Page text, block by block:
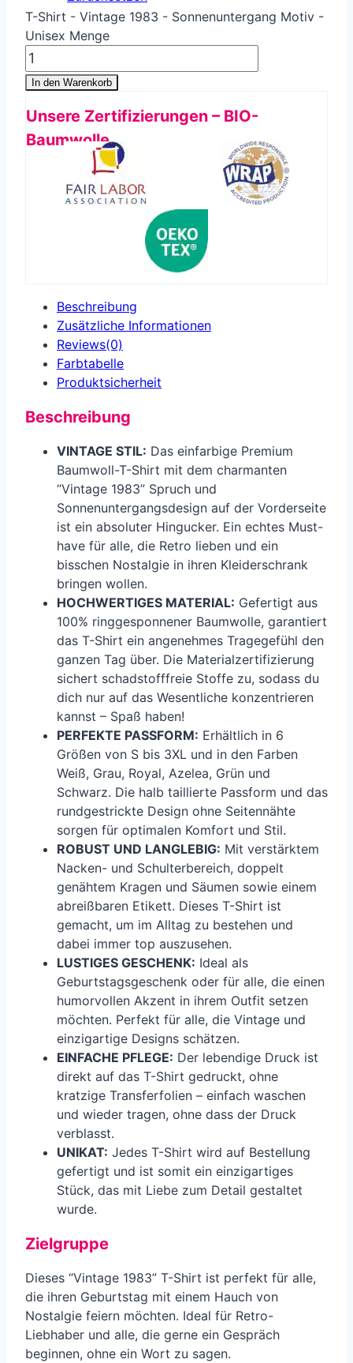
T-Shirt - Vintage 1983 - Sonnenuntergang Motiv -
Unisex Menge
In den Warenkorb
Unsere Zertifizierungen – BIO-
Baumwolle
Beschreibung
Zusätzliche Informationen
Reviews(0)
Farbtabelle
Produkt­sicherheit
Beschreibung
VINTAGE STIL: Das einfarbige Premium
Baumwoll-T-Shirt mit dem charmanten
“Vintage 1983” Spruch und
Sonnenuntergangsdesign auf der Vorderseite
ist ein absoluter Hingucker. Ein echtes Must-
have für alle, die Retro lieben und ein
bisschen Nostalgie in ihren Kleiderschrank
bringen wollen.
HOCHWERTIGES MATERIAL: Gefertigt aus
100% ringgesponnener Baumwolle, garantiert
das T-Shirt ein angenehmes Tragegefühl den
ganzen Tag über. Die Materialzertifizierung
sichert schadstofffreie Stoffe zu, sodass du
dich nur auf das Wesentliche konzentrieren
kannst – Spaß haben!
PERFEKTE PASSFORM: Erhältlich in 6
Größen von S bis 3XL und in den Farben
Weiß, Grau, Royal, Azelea, Grün und
Schwarz. Die halb taillierte Passform und das
rundgestrickte Design ohne Seitennähte
sorgen für optimalen Komfort und Stil.
ROBUST UND LANGLEBIG: Mit verstärktem
Nacken- und Schulterbereich, doppelt
genähtem Kragen und Säumen sowie einem
abreißbaren Etikett. Dieses T-Shirt ist
gemacht, um im Alltag zu bestehen und
dabei immer top auszusehen.
LUSTIGES GESCHENK: Ideal als
Geburtstagsgeschenk oder für alle, die einen
humorvollen Akzent in ihrem Outfit setzen
möchten. Perfekt für alle, die Vintage und
einzigartige Designs schätzen.
EINFACHE PFLEGE: Der lebendige Druck ist
direkt auf das T-Shirt gedruckt, ohne
kratzige Transferfolien – einfach waschen
und wieder tragen, ohne dass der Druck
verblasst.
UNIKAT: Jedes T-Shirt wird auf Bestellung
gefertigt und ist somit ein einzigartiges
Stück, das mit Liebe zum Detail gestaltet
wurde.
Zielgruppe
Dieses “Vintage 1983” T-Shirt ist perfekt für alle,
die ihren Geburtstag mit einem Hauch von
Nostalgie feiern möchten. Ideal für Retro-
Liebhaber und alle, die gerne ein Gespräch
beginnen, ohne ein Wort zu sagen.